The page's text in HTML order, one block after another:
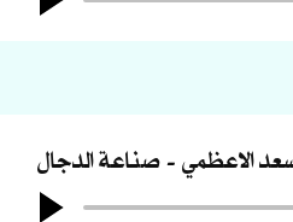
صناعة الدجال الاعظمي